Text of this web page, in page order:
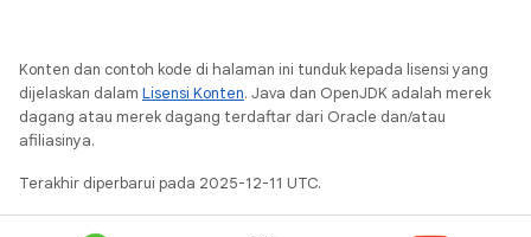
Konten dan contoh kode di halaman ini tunduk kepada lisensi yang
dijelaskan dalam Lisensi Konten. Java dan OpenJDK adalah merek
dagang atau merek dagang terdaftar dari Oracle dan/atau
afiliasinya.
Terakhir diperbarui pada 2025-12-11 UTC.